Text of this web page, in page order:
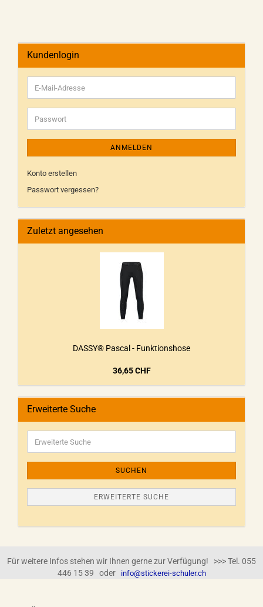
Kundenlogin
ANMELDEN
Konto erstellen
Passwort vergessen?
Zuletzt angesehen
DASSY® Pascal - Funktionshose
36,65 CHF
Erweiterte Suche
SUCHEN
ERWEITERTE SUCHE
Für weitere Infos stehen wir Ihnen gerne zur Verfügung! >>> Tel. 055
446 15 39 oder
info@stickerei-schuler.ch